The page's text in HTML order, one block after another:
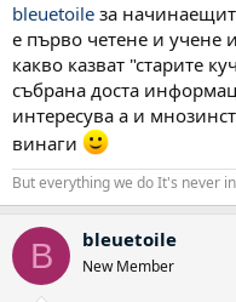
bleuetoile за
е първо четене и учене
какво казват "старите
събрана доста
интересува а и
винаги
But everything we do It's never
B bleuetoile
New Member